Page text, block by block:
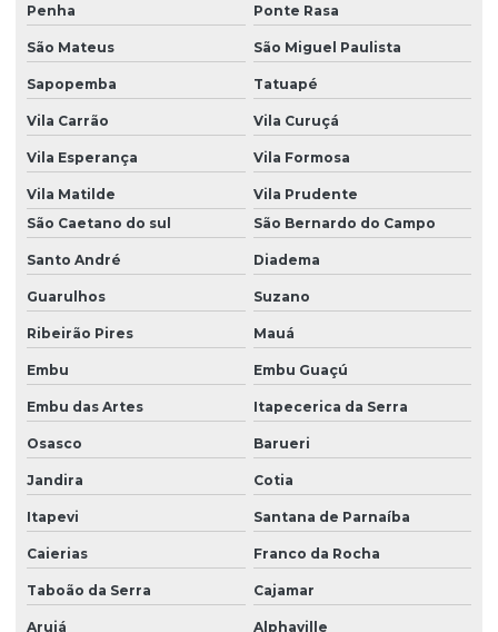
Pintura em shoppings de grande porte
Pintura térmica industrial
Pintura térmica para telhado
Pintura de tubulações industriais
Pinturas industriais e prediais
Pinturas industriais sp
Pinturas de prédios fachadas
Revestimento autonivelante
Revestimento térmico para galpões
Revestimento térmico para telhados
Revestimento térmico para telhados industriais
Revestimentos de telhados industriais
Serviço de pintura hospitalar
Serviço de pintura industrial
Penha Ponte Rasa
São Mateus São Miguel Paulista
Sapopemba Tatuapé
Vila Carrão Vila Curuçá
Vila Esperança Vila Formosa
Vila Matilde
Vila Prudente
São Caetano do sul
São Bernardo do Campo
Santo André Diadema
Guarulhos Suzano
Ribeirão Pires Mauá
Embu Embu Guaçú
Embu das Artes Itapecerica da Serra
Osasco Barueri
Jandira Cotia
Itapevi Santana de Parnaíba
Caierias Franco da Rocha
Taboão da Serra Cajamar
Arujá Alphaville